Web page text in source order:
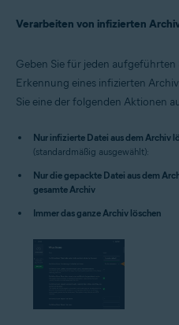
Verarbeiten von infizierten
Geben Sie für jeden
Erkennung eines infizierten
Sie eine der folgenden Aktionen
Nur infizierte Datei aus dem Archiv
(standardmäßig ausgewählt):
Nur die gepackte Datei aus dem
gesamte Archiv
Immer das ganze Archiv löschen